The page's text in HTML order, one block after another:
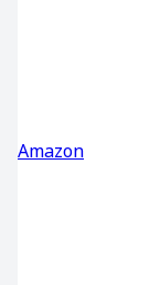
Amazon